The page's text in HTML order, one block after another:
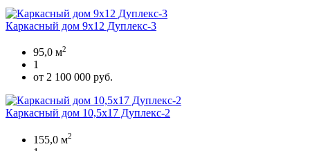
Каркасный дом 9х12 Дуплекс-3
95,0 м2
1
от 2 100 000 руб.
Каркасный дом 10,5х17 Дуплекс-2
155,0 м2